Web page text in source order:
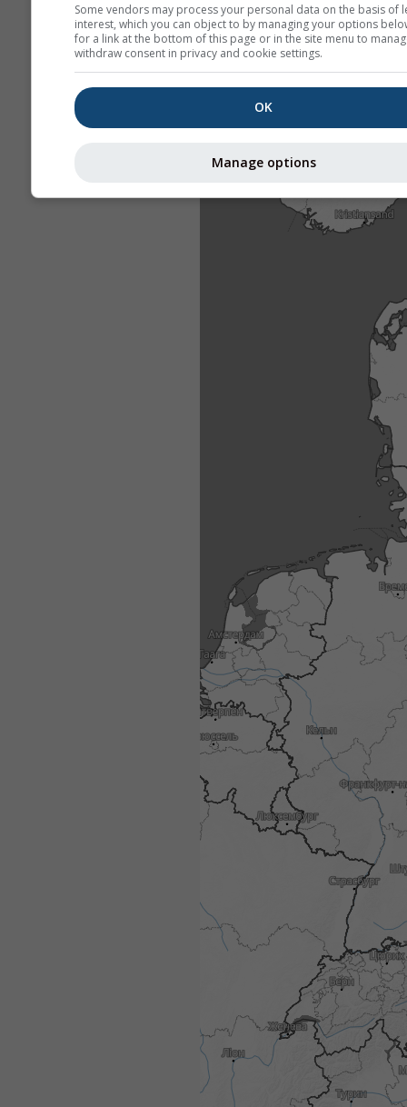
Some vendors may process your personal data on the basis of
interest, which you can object to by managing your options
for a link at the bottom of this page or in the site menu to
withdraw consent in privacy and cookie settings.
OK
Manage options